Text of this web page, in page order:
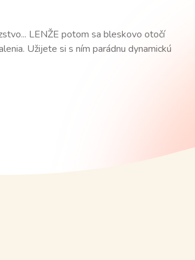
LENŽE potom sa bleskovo otočí
Užijete si s ním parádnu dynamickú